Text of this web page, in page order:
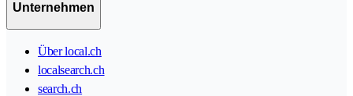
Unternehmen
Über local.ch
localsearch.ch
search.ch